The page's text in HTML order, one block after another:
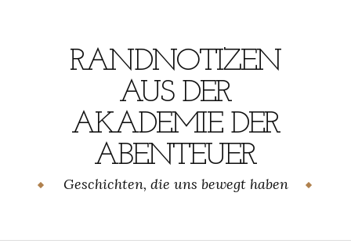
RANDNOTIZEN
AUS DER
AKADEMIE DER
ABENTEUER
Geschichten, die uns bewegt haben